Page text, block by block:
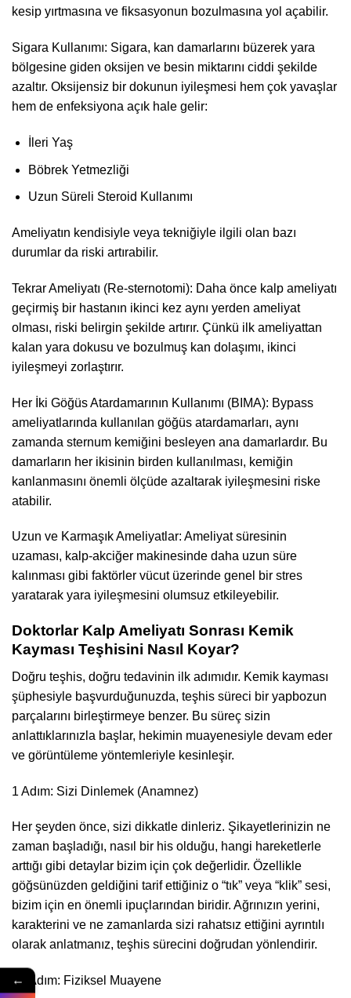
kesip yırtmasına ve fiksasyonun bozulmasına yol açabilir.
Sigara Kullanımı: Sigara, kan damarlarını büzerek yara
bölgesine giden oksijen ve besin miktarını ciddi şekilde
azaltır. Oksijensiz bir dokunun iyileşmesi hem çok yavaşlar
hem de enfeksiyona açık hale gelir:
İleri Yaş
Böbrek Yetmezliği
Uzun Süreli Steroid Kullanımı
Ameliyatın kendisiyle veya tekniğiyle ilgili olan bazı
durumlar da riski artırabilir.
Tekrar Ameliyatı (Re-sternotomi): Daha önce kalp ameliyatı
geçirmiş bir hastanın ikinci kez aynı yerden ameliyat
olması, riski belirgin şekilde artırır. Çünkü ilk ameliyattan
kalan yara dokusu ve bozulmuş kan dolaşımı, ikinci
iyileşmeyi zorlaştırır.
Her İki Göğüs Atardamarının Kullanımı (BIMA): Bypass
ameliyatlarında kullanılan göğüs atardamarları, aynı
zamanda sternum kemiğini besleyen ana damarlardır. Bu
damarların her ikisinin birden kullanılması, kemiğin
kanlanmasını önemli ölçüde azaltarak iyileşmesini riske
atabilir.
Uzun ve Karmaşık Ameliyatlar: Ameliyat süresinin
uzaması, kalp-akciğer makinesinde daha uzun süre
kalınması gibi faktörler vücut üzerinde genel bir stres
yaratarak yara iyileşmesini olumsuz etkileyebilir.
Doktorlar Kalp Ameliyatı Sonrası Kemik
Kayması Teşhisini Nasıl Koyar?
Doğru teşhis, doğru tedavinin ilk adımıdır. Kemik kayması
şüphesiyle başvurduğunuzda, teşhis süreci bir yapbozun
parçalarını birleştirmeye benzer. Bu süreç sizin
anlattıklarınızla başlar, hekimin muayenesiyle devam eder
ve görüntüleme yöntemleriyle kesinleşir.
1 Adım: Sizi Dinlemek (Anamnez)
Her şeyden önce, sizi dikkatle dinleriz. Şikayetlerinizin ne
zaman başladığı, nasıl bir his olduğu, hangi hareketlerle
arttığı gibi detaylar bizim için çok değerlidir. Özellikle
göğsünüzden geldiğini tarif ettiğiniz o “tık” veya “klik” sesi,
bizim için en önemli ipuçlarından biridir. Ağrınızın yerini,
karakterini ve ne zamanlarda sizi rahatsız ettiğini ayrıntılı
olarak anlatmanız, teşhis sürecini doğrudan yönlendirir.
Adım: Fiziksel Muayene
←